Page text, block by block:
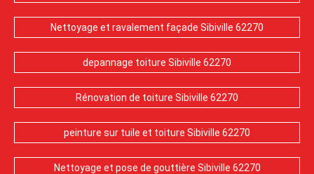
Nettoyage et ravalement façade Sibiville 62270
depannage toiture Sibiville 62270
Rénovation de toiture Sibiville 62270
peinture sur tuile et toiture Sibiville 62270
Nettoyage et pose de gouttière Sibiville 62270